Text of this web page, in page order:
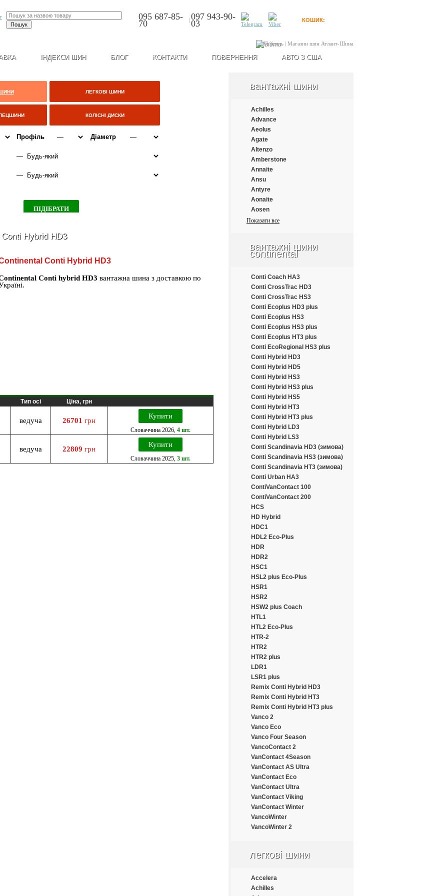
095 687-85-
70 |097 943-90-
03 КОШИК:
Увійти
ІНДЕКСИ ШИН БЛОГ КОНТАКТИ ПОВЕРНЕННЯ АВТО З США
ЛЕГКОВІ ШИНИ
КОЛІСНІ ДИСКИ
Профіль Діаметр
Hybrid HD3
Conti Hybrid HD3
Conti hybrid HD3 вантажна шина з доставкою по
Тип осі Ціна, грн
ведуча 26701 грн
Купити
Словаччина 2026 4 шт.
ведуча 22809 грн
Купити
Словаччина 2025 3 шт.
вантажні шини
Achilles
Advance
Aeolus
Agate
Altenzo
Amberstone
Annaite
Ansu
Antyre
Aonaite
Aosen
Aplus
Armforce
Armstrong
Aufine
Austone
Autogrip
Barum
Benton
Bestrich
BFGoodrich
Blacklion
Bontyre
Boto
Bridgestone
Cachland
Carleo
Changfeng
Comforser
Compasal
Constancy
Continental
Cooper
Cooper Chengshan
Cossack
Cratos
CrossWind
Daewoo
Dayton
Debica
Deestone
Diamondback
Distance
Double Coin
Double Happiness
Double Road
Doublestar
Doupro
Drivemaster
Dunlop
Duraturn
Durun
Eced
Ecovision
Estrada
Everest
Everton
Fairking
Falken
Farroad
Fastwear
Federal
Fesite
Firelion
Firemax
Firestone
Force
Formula
Fortune
Frideric
Fullrun
Gallant
General
Показати все
вантажні шини
continental
Conti Coach HA3
Conti CrossTrac HD3
Conti CrossTrac HS3
Conti Ecoplus HD3 plus
Conti Ecoplus HS3
Conti Ecoplus HS3 plus
Conti Ecoplus HT3 plus
Conti EcoRegional HS3 plus
Conti Hybrid HD3
Conti Hybrid HD5
Conti Hybrid HS3
Conti Hybrid HS3 plus
Conti Hybrid HS5
Conti Hybrid HT3
Conti Hybrid HT3 plus
Conti Hybrid LD3
Conti Hybrid LS3
Conti Scandinavia HD3 (зимова)
Conti Scandinavia HS3 (зимова)
Conti Scandinavia HT3 (зимова)
Conti Urban HA3
ContiVanContact 100
ContiVanContact 200
HCS
HD Hybrid
HDC1
HDL2 Eco-Plus
HDR
HDR2
HSC1
HSL2 plus Eco-Plus
HSR1
HSR2
HSW2 plus Coach
HTL1
HTL2 Eco-Plus
HTR-2
HTR2
HTR2 plus
LDR1
LSR1 plus
Remix Conti Hybrid HD3
Remix Conti Hybrid HT3
Remix Conti Hybrid HT3 plus
Vanco 2
Vanco Eco
Vanco Four Season
VancoContact 2
VanContact 4Season
VanContact AS Ultra
VanContact Eco
VanContact Ultra
VanContact Viking
VanContact Winter
VancoWinter
VancoWinter 2
легкові шини
Accelera
Achilles